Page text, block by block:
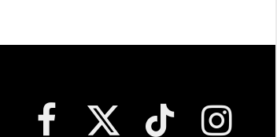
Facebook X
TikTok Instagram